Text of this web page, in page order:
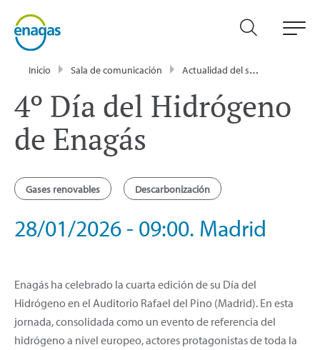
Inicio Sala de comunicación Actualidad del sector energético - Enagás
4º Día del Hidrógeno
de Enagás
Gases renovables Descarbonización
28/01/2026 - 09:00. Madrid
Enagás ha celebrado la cuarta edición de su Día del
Hidrógeno en el Auditorio Rafael del Pino (Madrid). En esta
jornada, consolidada como un evento de referencia del
hidrógeno a nivel europeo, actores protagonistas de toda la